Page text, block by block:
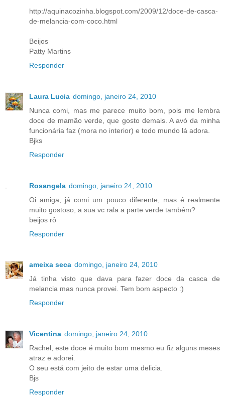
http://aquinacozinha.blogspot.com/2009/12/doce-de-casca-
de-melancia-com-coco.html
Beijos
Patty Martins
Responder
Laura Lucia domingo, janeiro 24, 2010
Nunca comi, mas me parece muito bom, pois me lembra
doce de mamão verde, que gosto demais. A avó da minha
funcionária faz (mora no interior) e todo mundo lá adora.
Bjks
Responder
Rosangela domingo, janeiro 24, 2010
Oi amiga, já comi um pouco diferente, mas é realmente
muito gostoso, a sua vc rala a parte verde também?
beijos rô
Responder
ameixa seca domingo, janeiro 24, 2010
Já tinha visto que dava para fazer doce da casca de
melancia mas nunca provei. Tem bom aspecto :)
Responder
Vicentina domingo, janeiro 24, 2010
Rachel, este doce é muito bom mesmo eu fiz alguns meses
atraz e adorei.
O seu está com jeito de estar uma delicia.
Bjs
Responder